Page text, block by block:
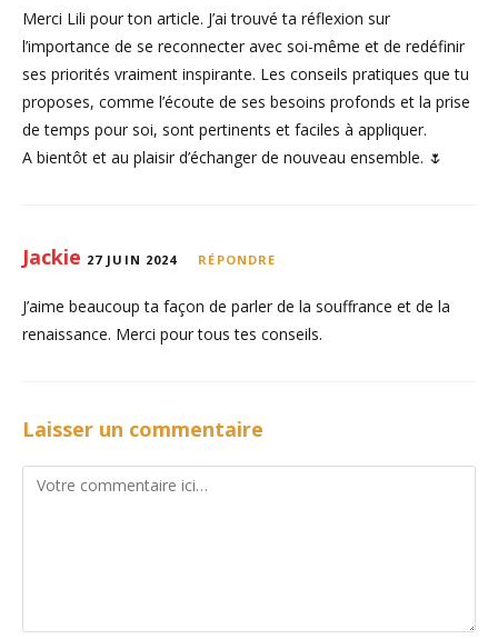
Merci Lili pour ton article. J’ai trouvé ta réflexion sur
l’importance de se reconnecter avec soi-même et de redéfinir
ses priorités vraiment inspirante. Les conseils pratiques que tu
proposes, comme l’écoute de ses besoins profonds et la prise
de temps pour soi, sont pertinents et faciles à appliquer.
A bientôt et au plaisir d’échanger de nouveau ensemble. 🌷
Jackie 27 JUIN 2024 RÉPONDRE
J’aime beaucoup ta façon de parler de la souffrance et de la
renaissance. Merci pour tous tes conseils.
Laisser un commentaire
Comment